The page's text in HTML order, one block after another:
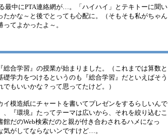
最中にPTA連絡網が…。「ハイハイ」とテキトーに聞い
かな～と後でとっても心配に。（そもそも私がちゃん
てよかったよ～。
合学習』の授業が始まりました。（これまでは算数と
学力をつけるというのも『総合学習』だといえばそう
もいいかな？って思ってたけど。）
模造紙にチャートを書いてプレゼンをするらしいんで
『環境』たってテーマは広いから、それを絞り込むこ
だのWeb検索だのと親が付き合わされるハメになっ
がしてならないンですけど…。